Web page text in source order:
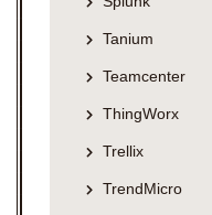
Tanium
Teamcenter
ThingWorx
Trellix
TrendMicro